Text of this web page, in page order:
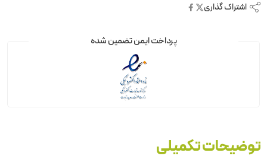
اشتراک گذاری
پرداخت ایمن تضمین شده
توضیحات تکمیلی